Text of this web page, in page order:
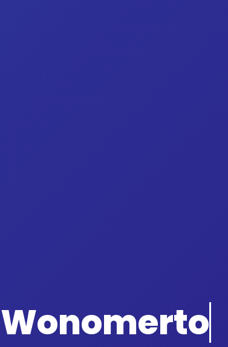
Wonomerto